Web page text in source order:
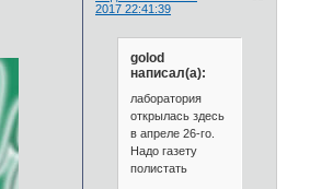
2017 22:41:39
golod
написал(а):
лаборатория
открылась здесь
в апреле 26-го.
Надо газету
полистать